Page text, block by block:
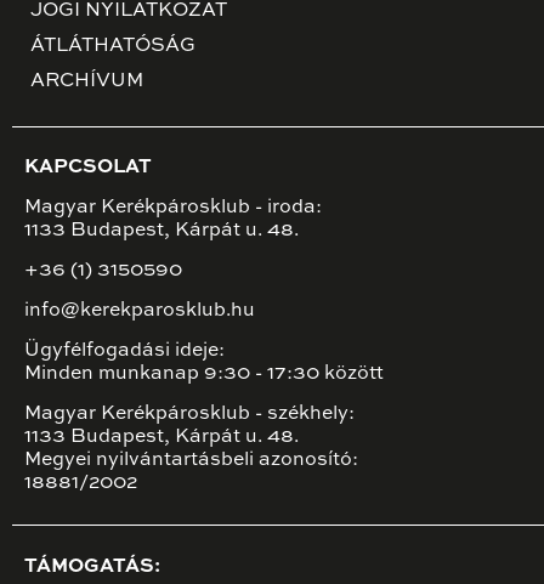
JOGI NYILATKOZAT
ÁTLÁTHATÓSÁG
ARCHÍVUM
KAPCSOLAT
Magyar Kerékpárosklub - iroda:
1133 Budapest, Kárpát u. 48.
+36 (1) 3150590
info@kerekparosklub.hu
Ügyfélfogadási ideje:
Minden munkanap 9:30 - 17:30 között
Magyar Kerékpárosklub - székhely:
1133 Budapest, Kárpát u. 48.
Megyei nyilvántartásbeli azonosító:
18881/2002
TÁMOGATÁS: